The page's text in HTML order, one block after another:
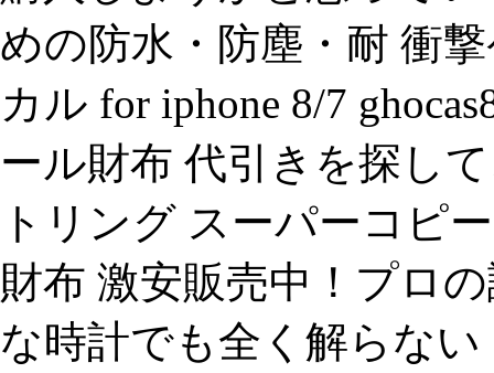
めの防水・防塵・耐 衝
カル for iphone 8/7
ール財布 代引きを探し
トリング スーパーコピ
財布 激安販売中！プロ
な時計でも全く解らない